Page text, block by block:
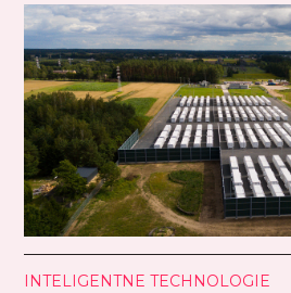
INTELIGENTNE TECHNOLOGIE